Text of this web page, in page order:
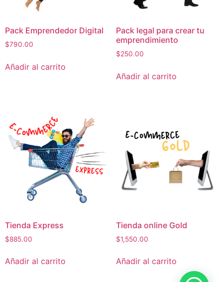
Pack Emprendedor Digital
$790.00
Añadir al carrito
Pack legal para crear tu
emprendimiento
$250.00
Añadir al carrito
Tienda Express
$885.00
Añadir al carrito
Tienda online Gold
$1,550.00
Añadir al carrito